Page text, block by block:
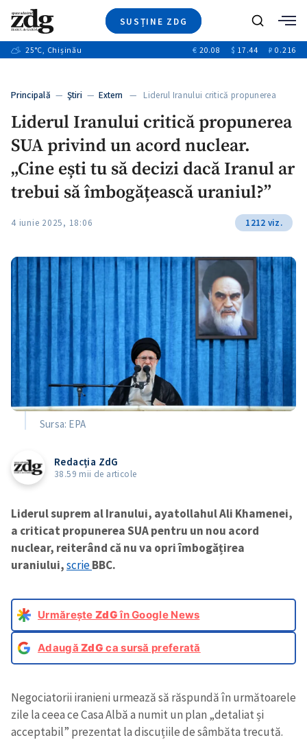
SUSȚINE ZDG
Ştiri
+12
Video
Special
Blog
ZdGust
Caută
25°C, Chișinău € 20.08 $ 17.44 ₽ 0.216
Principală — Ştiri — Extern — Liderul Iranului critică propunerea
Liderul Iranului critică propunerea
SUA privind un acord nuclear.
„Cine ești tu să decizi dacă Iranul ar
trebui să îmbogățească uraniul?”
4 iunie 2025, 18:06 1212 viz.
Sursa: EPA
Redacția ZdG
38.59 mii de articole
Liderul suprem al Iranului, ayatollahul Ali Khamenei,
a criticat propunerea SUA pentru un nou acord
nuclear, reiterând că nu va opri îmbogățirea
uraniului,scrieBBC.
Urmărește ZdGîn Google News
AdaugăZdG ca sursă preferată
Negociatorii iranieni urmează să răspundă în următoarele
zile la ceea ce Casa Albă a numit un plan „detaliat și
acceptabil” prezentat la discuțiile de sâmbăta trecută.